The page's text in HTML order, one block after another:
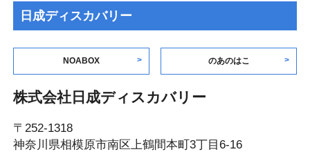
日成ディスカバリー
NOABOX のあのはこ
株式会社日成ディスカバリー
〒252-1318
神奈川県相模原市南区上鶴間本町3丁目6-16